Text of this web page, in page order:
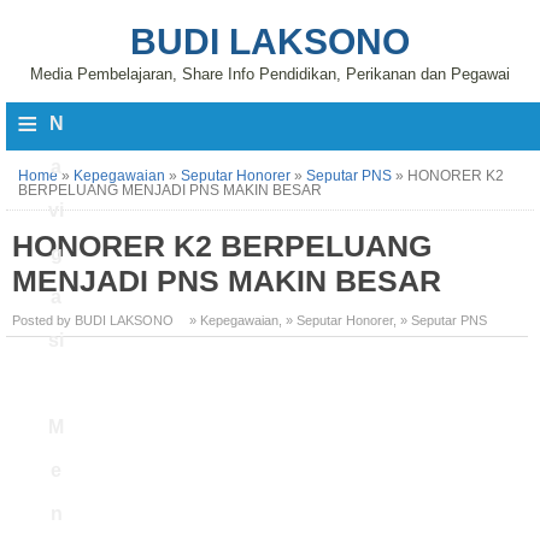
BUDI LAKSONO
Media Pembelajaran, Share Info Pendidikan, Perikanan dan Pegawai
≡ N
vi
g
a
si
Home » Kepegawaian » Seputar Honorer » Seputar PNS » HONORER K2
BERPELUANG MENJADI PNS MAKIN BESAR
HONORER K2 BERPELUANG
MENJADI PNS MAKIN BESAR
Posted by BUDI LAKSONO » Kepegawaian » Seputar Honorer, » Seputar PNS